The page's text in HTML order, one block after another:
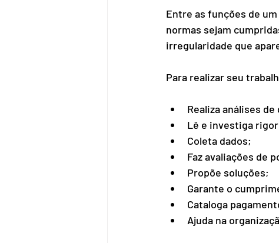
Entre as funções de
normas sejam
irregularidade que
Para realizar seu
Realiza análises
Lê e investiga
Coleta dados;
Faz avaliações de
Propõe soluções;
Garante o
Cataloga
Ajuda na